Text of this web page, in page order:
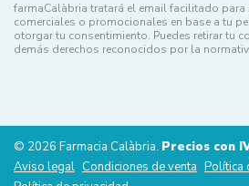
farmaCalàbria tratará el email facilitado para
comerciales o promocionales en base a tu
otorgar tu consentimiento. Puedes retirar tu
demás derechos reconocidos por la
© 2026 Farmacia Calàbria. Precios con
Aviso legal Condiciones de venta Política